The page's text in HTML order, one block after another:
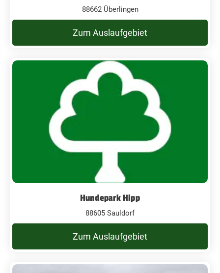
88662 Überlingen
Zum Auslaufgebiet
Hundepark Hipp
88605 Sauldorf
Zum Auslaufgebiet